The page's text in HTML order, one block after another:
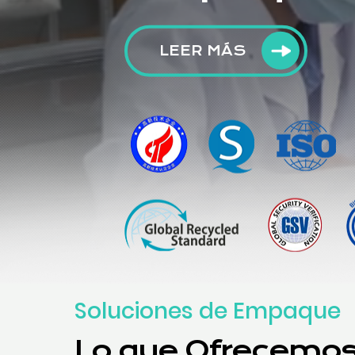
LEER MÁS
Soluciones de Empaque